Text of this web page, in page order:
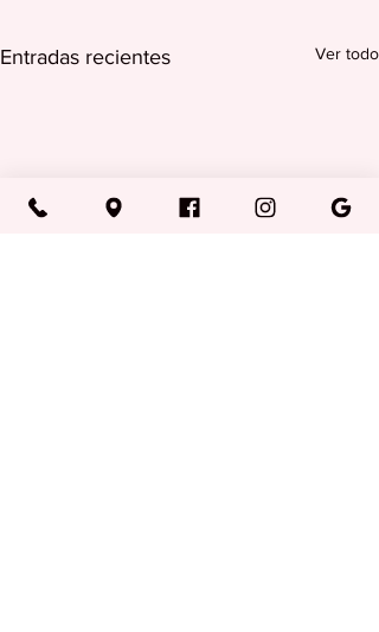
Entradas recientes Ver todo